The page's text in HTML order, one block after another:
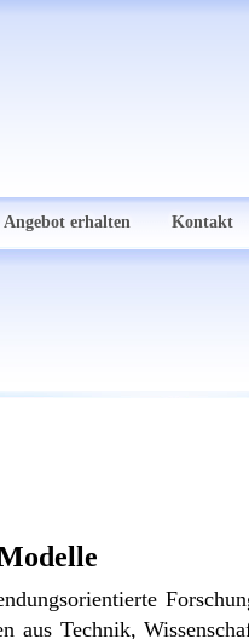
Angebot erhalten Kontakt
aus Technik,